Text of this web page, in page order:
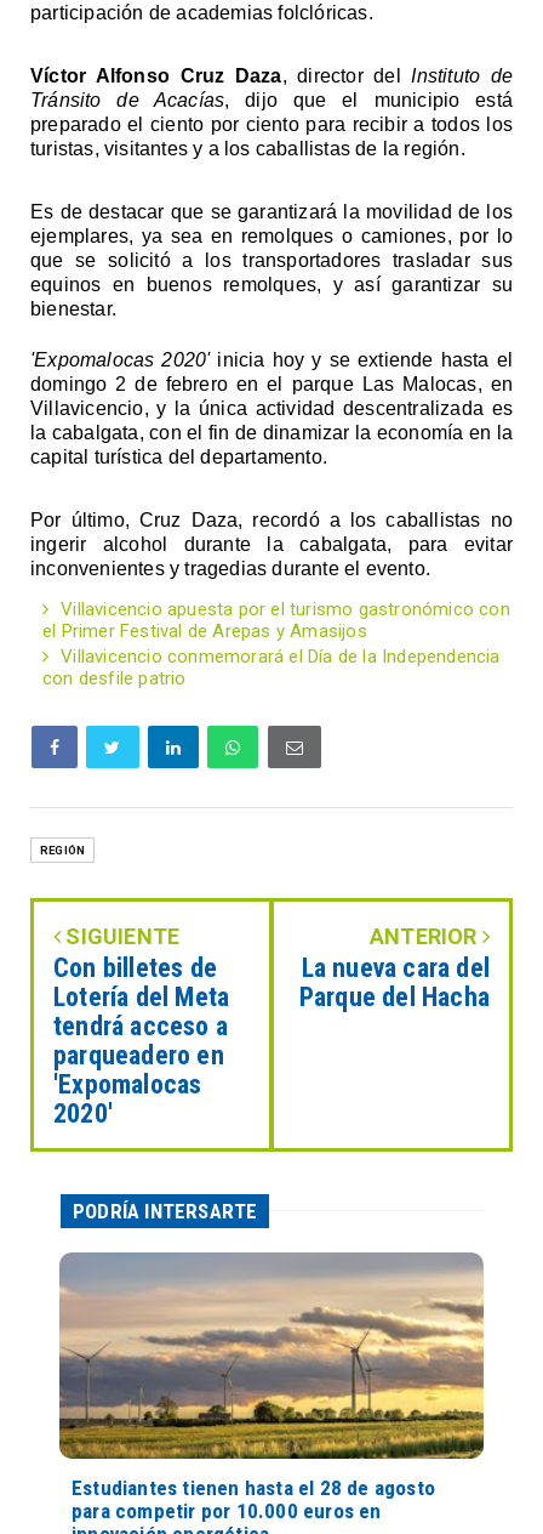
participación de academias folclóricas.
Víctor Alfonso Cruz Daza, director del Instituto de
Tránsito de Acacías, dijo que el municipio está
preparado el ciento por ciento para recibir a todos los
turistas, visitantes y a los caballistas de la región.
Es de destacar que se garantizará la movilidad de los
ejemplares, ya sea en remolques o camiones, por lo
que se solicitó a los transportadores trasladar sus
equinos en buenos remolques, y así garantizar su
bienestar.
'Expomalocas 2020' inicia hoy y se extiende hasta el
domingo 2 de febrero en el parque Las Malocas, en
Villavicencio, y la única actividad descentralizada es
la cabalgata, con el fin de dinamizar la economía en la
capital turística del departamento.
Por último, Cruz Daza, recordó a los caballistas no
ingerir alcohol durante la cabalgata, para evitar
inconvenientes y tragedias durante el evento.
Villavicencio apuesta por el turismo gastronómico con
el Primer Festival de Arepas y Amasijos
Villavicencio conmemorará el Día de la Independencia
con desfile patrio
REGIÓN
SIGUIENTE
Con billetes de
Lotería del Meta
tendrá acceso a
parqueadero en
'Expomalocas
2020'
ANTERIOR
La nueva cara del
Parque del Hacha
PODRÍA INTERSARTE
Estudiantes tienen hasta el 28 de agosto
para competir por 10.000 euros en